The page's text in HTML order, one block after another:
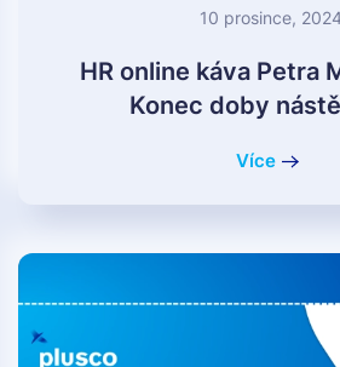
10 prosince, 2024
HR online káva Petra
Konec doby
Více